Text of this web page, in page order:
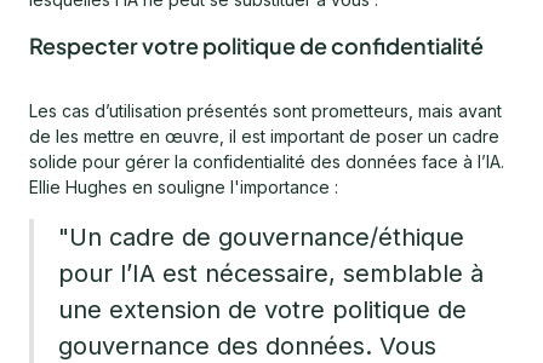
Respecter votre politique de confidentialité
Les cas d’utilisation présentés sont prometteurs, mais avant
de les mettre en œuvre, il est important de poser un cadre
solide pour gérer la confidentialité des données face à l’IA.
Ellie Hughes en souligne l'importance :
"Un cadre de gouvernance/éthique
pour l’IA est nécessaire, semblable à
une extension de votre politique de
gouvernance des données. Vous